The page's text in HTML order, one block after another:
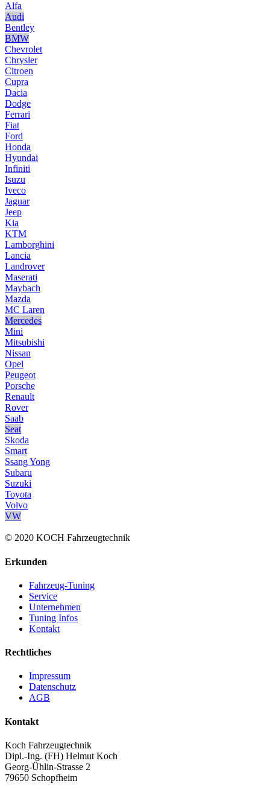
Alfa
Audi
Bentley
BMW
Chevrolet
Chrysler
Citroen
Cupra
Dacia
Dodge
Ferrari
Fiat
Ford
Honda
Hyundai
Infiniti
Isuzu
Iveco
Jaguar
Jeep
Kia
KTM
Lamborghini
Lancia
Landrover
Maserati
Maybach
Mazda
MC Laren
Mercedes
Mini
Mitsubishi
Nissan
Opel
Peugeot
Porsche
Renault
Rover
Saab
Seat
Skoda
Smart
Ssang Yong
Subaru
Suzuki
Toyota
Volvo
VW
© 2020 KOCH Fahrzeugtechnik
Erkunden
Fahrzeug-Tuning
Service
Unternehmen
Tuning Infos
Kontakt
Rechtliches
Impressum
Datenschutz
AGB
Kontakt
Koch Fahrzeugtechnik
Dipl.-Ing. (FH) Helmut Koch
Georg-Ühlin-Strasse 2
79650 Schopfheim